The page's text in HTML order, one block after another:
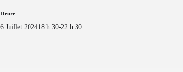
Heure
6 Juillet 202418 h 30-22 h 30